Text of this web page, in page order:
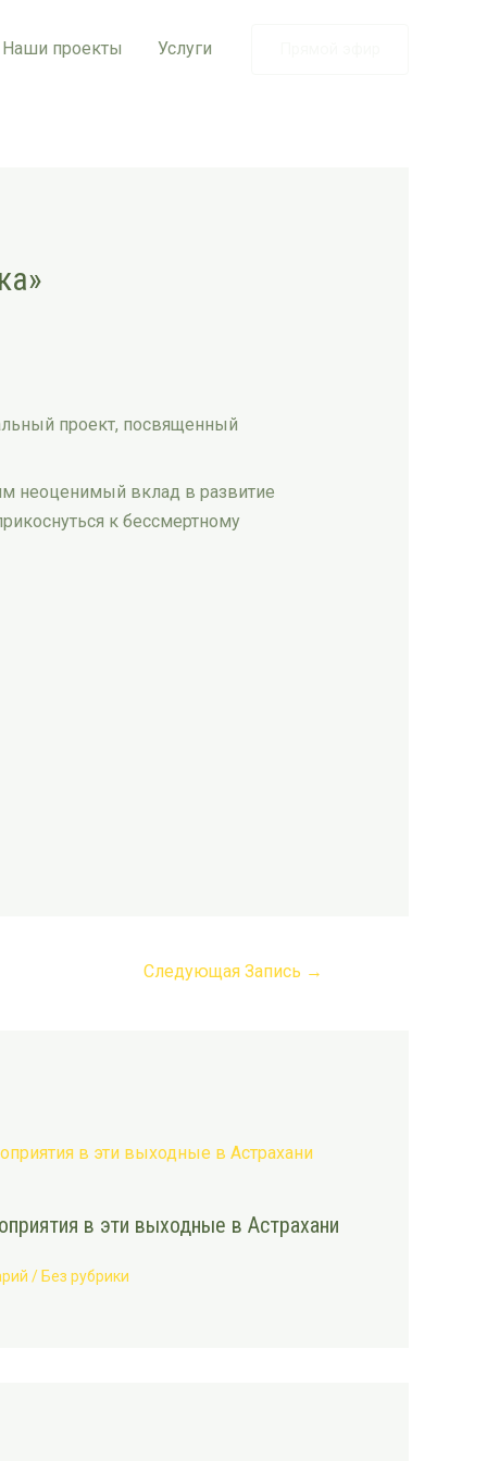
Наши проекты Услуги
проект, посвященный
неоценимый вклад в развитие
к бессмертному
Следующая Запись →
в эти выходные в Астрахани
/ Без рубрики